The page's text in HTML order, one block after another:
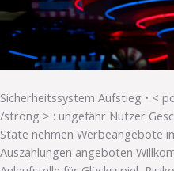
Sicherheitssystem Aufstieg • <
/strong > : ungefähr Nutzer
State nehmen Werbeangebote
Auszahlungen angeboten